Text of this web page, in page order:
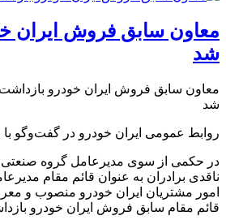
️معاون سابق فروش ایران
شد
️معاون سابق فروش ایران خودرو
شد
روابط عمومی ایران خودرو در گفت‌وگو با
در حکمی از سوی مدیرعامل گروه صنعتی
ناقدی برادران به عنوان قائم مقام
امور مشتریان ایران خودرو منصوب و
قائم مقام سابق فروش ایران خودرو